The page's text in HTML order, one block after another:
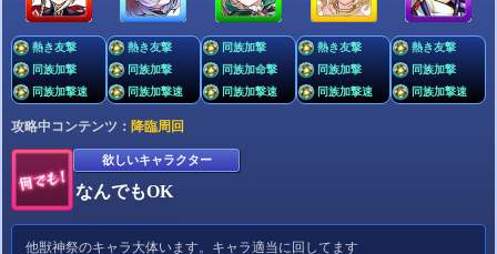
熱き友撃
同族加撃
同族加撃速
熱き友撃
同族加撃
同族加撃速
同族加撃
同族加命撃
同族加撃速
熱き友撃
同族加撃
同族加撃速
熱き友撃
同族加撃
同族加撃速
攻略中コンテンツ： 降臨周回
欲しいキャラクター
なんでもOK
他獣神祭のキャラ大体います。キャラ適当に回してます